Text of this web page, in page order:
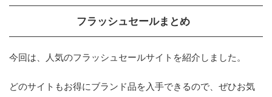
フラッシュセールまとめ
今回は、人気のフラッシュセールサイトを紹介しました。
どのサイトもお得にブランド品を入手できるので、ぜひお気